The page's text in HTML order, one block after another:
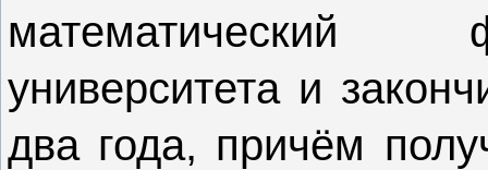
математический
университета и
два года, причём